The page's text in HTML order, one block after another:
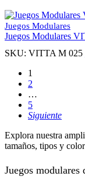
Juegos Modulares
Juegos Modulares
SKU: VITTA M 025
1
2
…
5
Siguiente
Explora nuestra
tamaños, tipos y
Juegos modulares